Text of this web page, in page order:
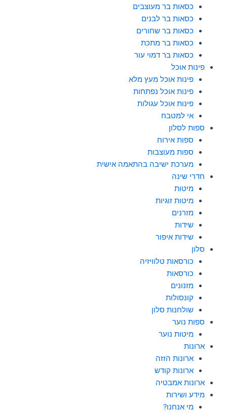
כסאות בר מעוצבים
כסאות בר לבנים
כסאות בר שחורים
כסאות בר מתכת
כסאות בר דמוי עור
פינות אוכל
פינות אוכל מעץ מלא
פינות אוכל נפתחות
פינות אוכל עגולות
אי למטבח
ספות לסלון
ספות אירוח
ספות מעוצבות
מערכת ישיבה בהתאמה אישית
חדרי שינה
מיטות
מיטות זוגיות
מזרנים
שידות
שידות איפור
סלון
כורסאות טלוויזיה
כורסאות
מזנונים
קונסולות
שולחנות סלון
ספות נוער
מיטות נוער
ארונות
ארונות הזזה
ארונות קודש
ארונות אמבטיה
מידע ושירות
מי אנחנו?